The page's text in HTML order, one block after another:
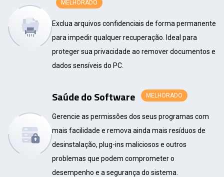
MELHORADO
Exclua arquivos confidenciais de forma permanente
para impedir qualquer recuperação. Ideal para
proteger sua privacidade ao remover documentos e
dados sensíveis do PC.
Saúde do Software MELHORADO
Gerencie as permissões dos seus programas com
mais facilidade e remova ainda mais resíduos de
desinstalação, plug-ins maliciosos e outros
problemas que podem comprometer o
desempenho e a segurança do sistema.